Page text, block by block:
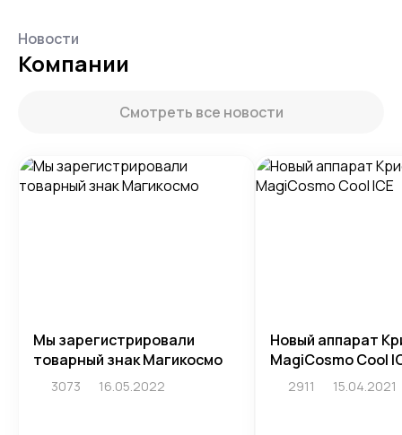
Новости
Компании
Смотреть все новости
Мы зарегистрировали
товарный знак Магикосмо
3073 16.05.2022
Новый аппарат
MagiCosmo Cool
2911 15.04.2021